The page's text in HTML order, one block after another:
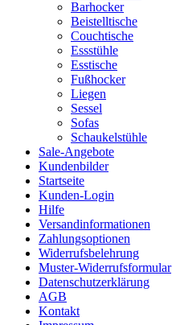
Barhocker
Beistelltische
Couchtische
Essstühle
Esstische
Fußhocker
Liegen
Sessel
Sofas
Schaukelstühle
Sale-Angebote
Kundenbilder
Startseite
Kunden-Login
Hilfe
Versandinformationen
Zahlungsoptionen
Widerrufsbelehrung
Muster-Widerrufsformular
Datenschutzerklärung
AGB
Kontakt